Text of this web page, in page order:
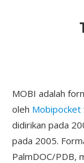
MOBI adalah
oleh Mobipocket
didirikan pada
pada 2005.
PalmDOC/PDB,